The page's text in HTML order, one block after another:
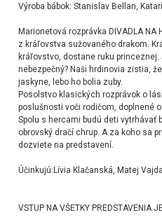
Výroba bábok: Stanislav Bellan,
Marionetová rozprávka DIVADLA
z kráľovstva sužovaného drakom.
kráľovstvo, dostane ruku
nebezpečný? Naši hrdinovia zistia,
jaskyne, lebo ho bolia zuby.
Posolstvo klasických rozprávok o
poslušnosti voči rodičom, doplnené
Spolu s hercami budú deti vytrhávať
obrovský dračí chrup. A za koho sa
dozviete na predstavení.
Účinkujú:Lívia Klačanská, Matej
VSTUP NA VŠETKY PREDSTAVENIA